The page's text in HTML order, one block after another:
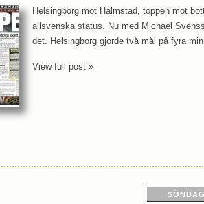
Helsingborg mot Halmstad, toppen mot
allsvenska status. Nu med Michael
det. Helsingborg gjorde två mål på fyra
View full post »